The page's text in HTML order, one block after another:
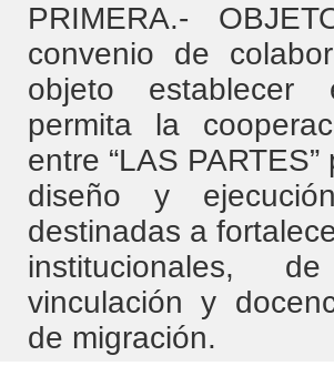
PRIMERA.-
convenio de
objeto
permita la
entre “LAS
diseño y
destinadas a
institucionales,
vinculación y
de migración.